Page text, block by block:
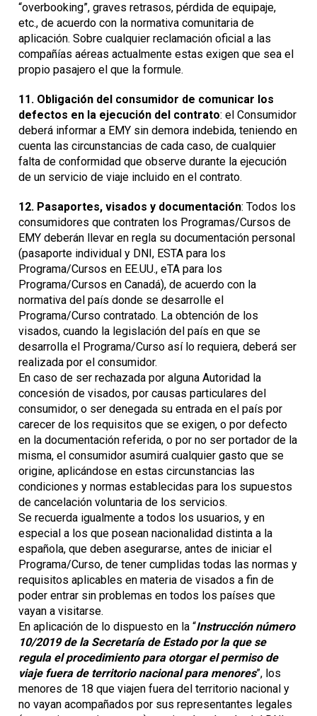
“overbooking”, graves retrasos, pérdida de equipaje,
etc., de acuerdo con la normativa comunitaria de
aplicación. Sobre cualquier reclamación oficial a las
compañías aéreas actualmente estas exigen que sea el
propio pasajero el que la formule.
11. Obligación del consumidor de comunicar los
defectos en la ejecución del contrato: el Consumidor
deberá informar a EMY sin demora indebida, teniendo en
cuenta las circunstancias de cada caso, de cualquier
falta de conformidad que observe durante la ejecución
de un servicio de viaje incluido en el contrato.
12. Pasaportes, visados y documentación: Todos los
consumidores que contraten los Programas/Cursos de
EMY deberán llevar en regla su documentación personal
(pasaporte individual y DNI, ESTA para los
Programa/Cursos en EE.UU., eTA para los
Programa/Cursos en Canadá), de acuerdo con la
normativa del país donde se desarrolle el
Programa/Curso contratado. La obtención de los
visados, cuando la legislación del país en que se
desarrolla el Programa/Curso así lo requiera, deberá ser
realizada por el consumidor.
En caso de ser rechazada por alguna Autoridad la
concesión de visados, por causas particulares del
consumidor, o ser denegada su entrada en el país por
carecer de los requisitos que se exigen, o por defecto
en la documentación referida, o por no ser portador de la
misma, el consumidor asumirá cualquier gasto que se
origine, aplicándose en estas circunstancias las
condiciones y normas establecidas para los supuestos
de cancelación voluntaria de los servicios.
Se recuerda igualmente a todos los usuarios, y en
especial a los que posean nacionalidad distinta a la
española, que deben asegurarse, antes de iniciar el
Programa/Curso, de tener cumplidas todas las normas y
requisitos aplicables en materia de visados a fin de
poder entrar sin problemas en todos los países que
vayan a visitarse.
En aplicación de lo dispuesto en la “Instrucción número
10/2019 de la Secretaría de Estado por la que se
regula el procedimiento para otorgar el permiso de
viaje fuera de territorio nacional para menores”, los
menores de 18 que viajen fuera del territorio nacional y
no vayan acompañados por sus representantes legales